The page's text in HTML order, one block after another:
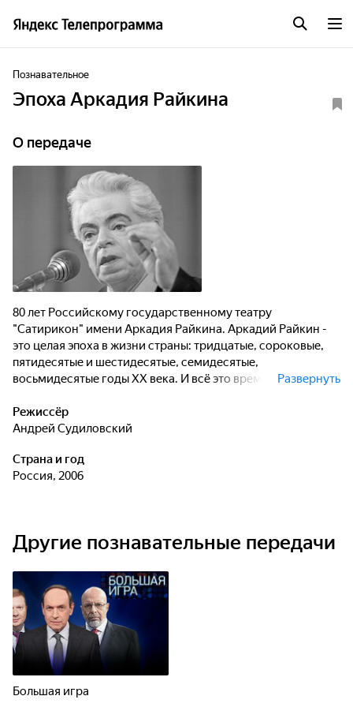
Познавательное
Эпоха Аркадия Райкина
О передаче
80 лет Российскому государственному театру
"Сатирикон" имени Аркадия Райкина. Аркадий Райкин -
это целая эпоха в жизни страны: тридцатые, сороковые,
пятидесятые и шестидесятые, семидесятые,
восьмидесятые годы ХХ века. И всё это время его
искренняя любовь зрителей. Современники смотрели на
мир глазами Райкина. Фильм об уникальности
об "удивительно человечном актёре Аркадии Райкине".
Развернуть
Режиссёр
Андрей Судиловский
Страна и год
Россия, 2006
Другие познавательные передачи
Большая игра